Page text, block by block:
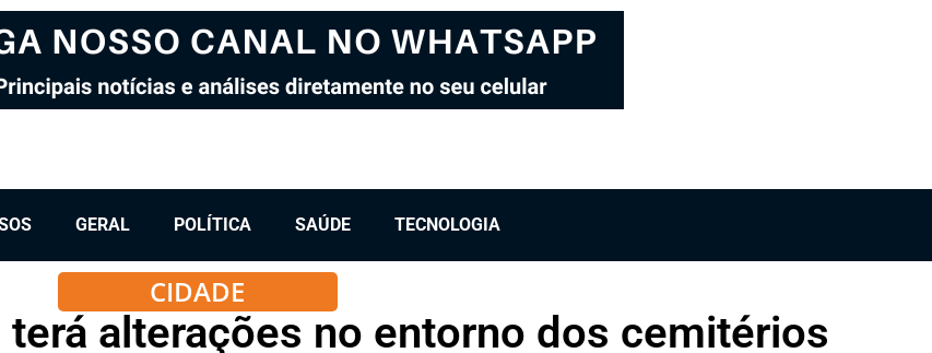
GERAL POLÍTICA SAÚDE TECNOLOGIA
CIDADE
alterações no entorno dos cemitérios